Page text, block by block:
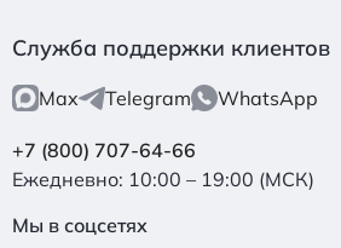
Служба поддержки клиентов
Max Telegram WhatsApp
+7 (800) 707-64-66
Ежедневно: 10:00 – 19:00 (МСК)
Мы в соцсетях